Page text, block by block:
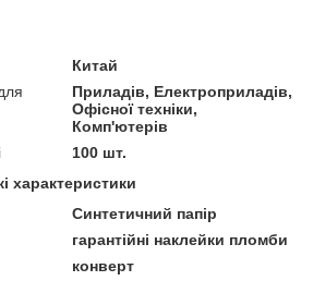
Китай
Приладів, Електроприладів,
Офісної техніки,
Комп'ютерів
100 шт.
характеристики
Синтетичний папір
гарантійні наклейки пломби
конверт